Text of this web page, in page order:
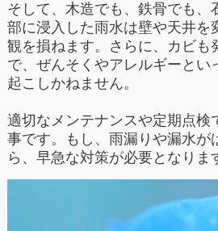
そして、木造でも、鉄骨でも、
部に浸入した雨水は壁や天井を
観を損ねます。さらに、カビも
で、ぜんそくやアレルギーとい
起こしかねません。
適切なメンテナンスや定期点検
事です。もし、雨漏りや漏水が
ら、早急な対策が必要となりま